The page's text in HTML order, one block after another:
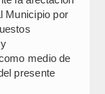
Municipio por
medio de
presente